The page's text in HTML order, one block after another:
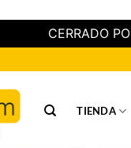
CERRADO
TIENDA